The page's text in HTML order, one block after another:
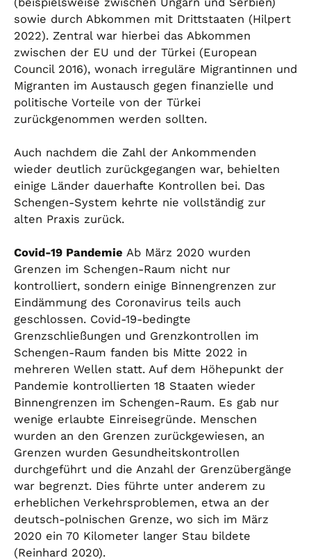
sowie durch Abkommen mit Drittstaaten (Hilpert
2022). Zentral war hierbei das Abkommen
zwischen der EU und der Türkei (European
Council 2016), wonach irreguläre Migrantinnen und
Migranten im Austausch gegen finanzielle und
politische Vorteile von der Türkei
zurückgenommen werden sollten.
Auch nachdem die Zahl der Ankommenden
wieder deutlich zurückgegangen war, behielten
einige Länder dauerhafte Kontrollen bei. Das
Schengen-System kehrte nie vollständig zur
alten Praxis zurück.
Covid-19 Pandemie Ab März 2020 wurden
Grenzen im Schengen-Raum nicht nur
kontrolliert, sondern einige Binnengrenzen zur
Eindämmung des Coronavirus teils auch
geschlossen. Covid-19-bedingte
Grenzschließungen und Grenzkontrollen im
Schengen-Raum fanden bis Mitte 2022 in
mehreren Wellen statt. Auf dem Höhepunkt der
Pandemie kontrollierten 18 Staaten wieder
Binnengrenzen im Schengen-Raum. Es gab nur
wenige erlaubte Einreisegründe. Menschen
wurden an den Grenzen zurückgewiesen, an
Grenzen wurden Gesundheitskontrollen
durchgeführt und die Anzahl der Grenzübergänge
war begrenzt. Dies führte unter anderem zu
erheblichen Verkehrsproblemen, etwa an der
deutsch-polnischen Grenze, wo sich im März
2020 ein 70 Kilometer langer Stau bildete
(Reinhard 2020).